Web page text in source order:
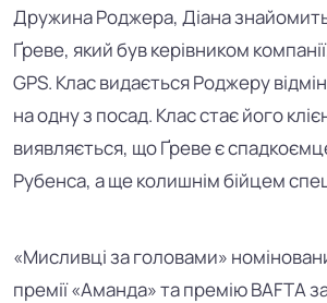
Дружина Роджера, Діана
Ґреве, який був керівником
GPS. Клас видається Роджеру
на одну з посад. Клас стає його
виявляється, що Ґреве є
Рубенса, а ще колишнім бійцем
«Мисливці за головами»
премії «Аманда» та премію BAFTA